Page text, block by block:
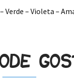
Verde – Violeta –